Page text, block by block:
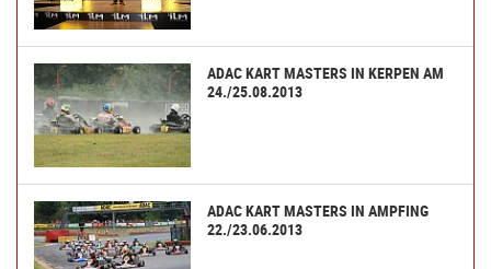
ADAC KART MASTERS IN KERPEN AM
24./25.08.2013
ADAC KART MASTERS IN AMPFING
22./23.06.2013